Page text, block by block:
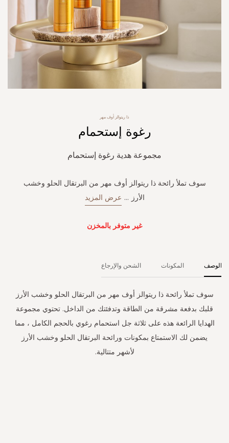
ذا ريتوالز أوف مهر
رغوة إستحمام
مجموعة هدية رغوة إستحمام
سوف تملأ رائحة ذا ريتوالز أوف مهر من البرتقال الحلو وخشب
الأرز ... عرض المزيد
غير متوفر بالمخزن
الوصف
سوف تملأ رائحة ذا ريتوالز أوف مهر من البرتقال الحلو وخشب الأرز
قلبك بدفعة مشرقة من الطاقة وتدفئتك من الداخل. تحتوي مجموعة
الهدايا الرائعة هذه على ثلاثة جل استحمام رغوي بالحجم الكامل ، مما
يضمن لك الاستمتاع بمكونات ورائحة البرتقال الحلو وخشب الأرز
لأشهر متتالية.
المكونات الشحن والإرجاع